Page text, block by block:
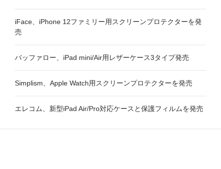
iFace、iPhone 12ファミリー用スクリーンプロテクターを発
売
バッファロー、iPad mini/Air用レザーケース3タイプ発売
Simplism、Apple Watch用スクリーンプロテクターを発売
エレコム、新型iPad Air/Pro対応ケースと保護フィルムを発売